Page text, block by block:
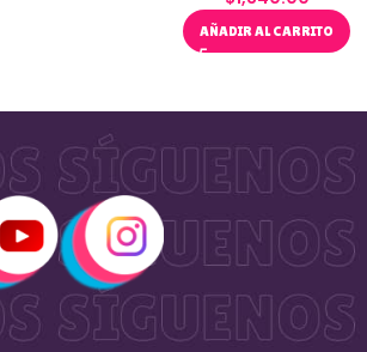
AÑADIR AL CARRITO